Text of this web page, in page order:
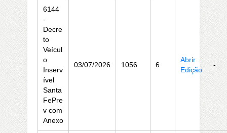
6144
-
Decre
to
Veícul
o
Inserv
ível
Santa
FePre
v com
Anexo
03/07/2026 1056 6
Abrir
Edição
-